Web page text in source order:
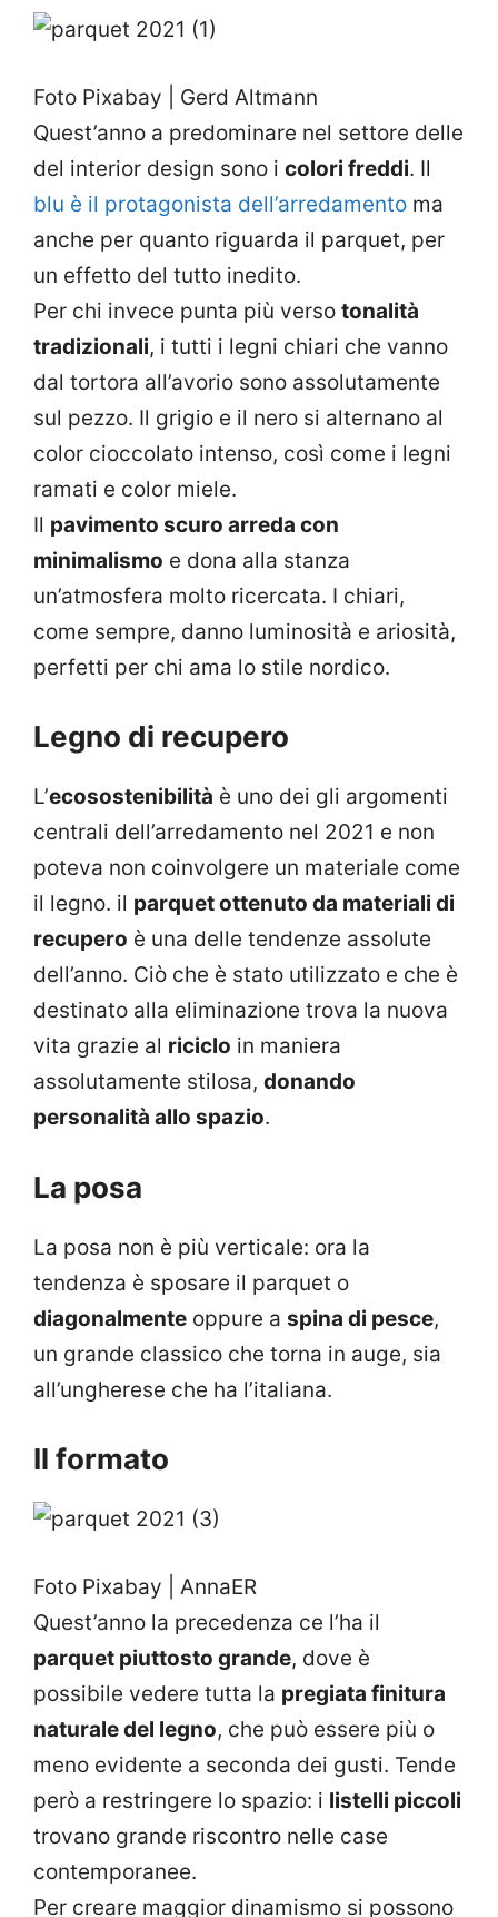
Foto Pixabay | Gerd Altmann
Quest’anno a predominare nel settore delle
del interior design sono i colori freddi. Il
blu è il protagonista dell’arredamento ma
anche per quanto riguarda il parquet, per
un effetto del tutto inedito.
Per chi invece punta più verso tonalità
tradizionali, i tutti i legni chiari che vanno
dal tortora all’avorio sono assolutamente
sul pezzo. Il grigio e il nero si alternano al
color cioccolato intenso, così come i legni
ramati e color miele.
Il pavimento scuro arreda con
minimalismo e dona alla stanza
un’atmosfera molto ricercata. I chiari,
come sempre, danno luminosità e ariosità,
perfetti per chi ama lo stile nordico.
Legno di recupero
L’ecosostenibilità è uno dei gli argomenti
centrali dell’arredamento nel 2021 e non
poteva non coinvolgere un materiale come
il legno. il parquet ottenuto da materiali di
recupero è una delle tendenze assolute
dell’anno. Ciò che è stato utilizzato e che è
destinato alla eliminazione trova la nuova
vita grazie al riciclo in maniera
assolutamente stilosa, donando
personalità allo spazio.
La posa
La posa non è più verticale: ora la
tendenza è sposare il parquet o
diagonalmente oppure a spina di pesce,
un grande classico che torna in auge, sia
all’ungherese che ha l’italiana.
Il formato
Foto Pixabay | AnnaER
Quest’anno la precedenza ce l’ha il
parquet piuttosto grande, dove è
possibile vedere tutta la pregiata finitura
naturale del legno, che può essere più o
meno evidente a seconda dei gusti. Tende
però a restringere lo spazio: i listelli piccoli
trovano grande riscontro nelle case
contemporanee.
Per creare maggior dinamismo si possono